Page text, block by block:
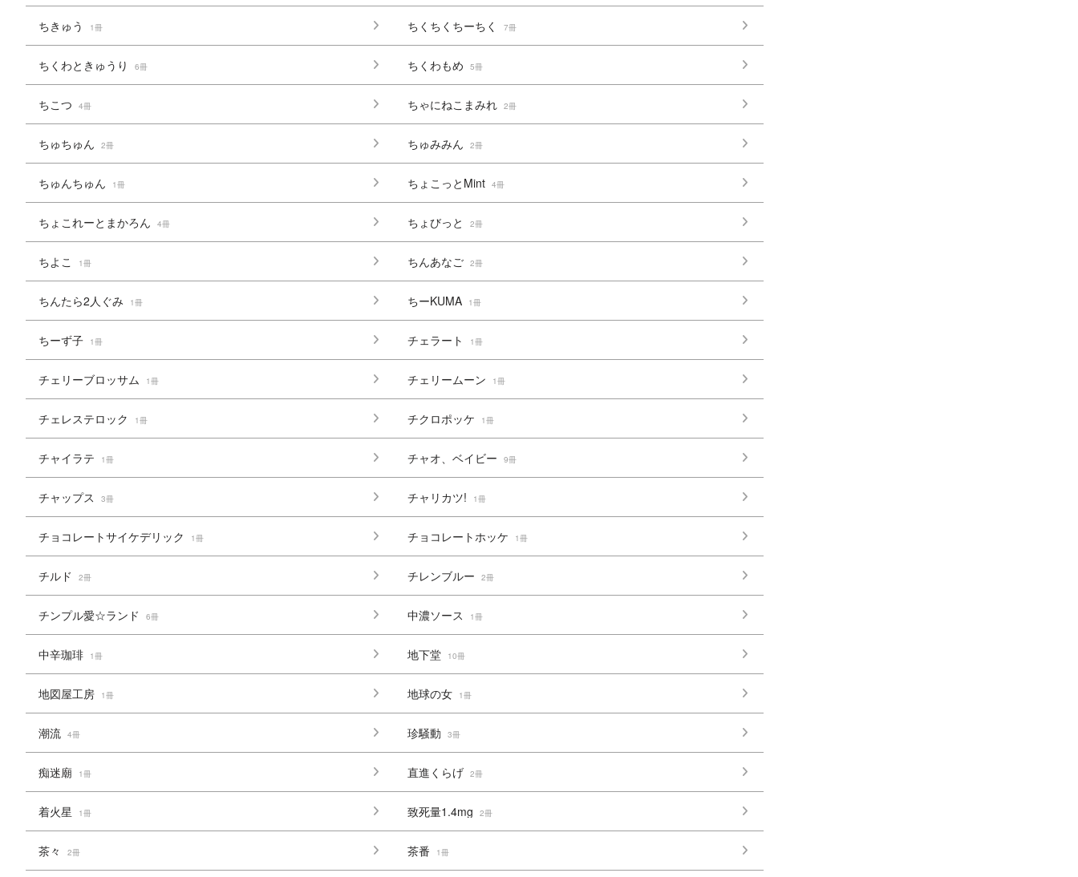
ちきゅう 1冊 ちくちくちーちく 7冊
ちくわときゅうり 6冊 ちくわもめ 5冊
ちこつ 4冊 ちゃにねこまみれ 2冊
ちゅちゅん 2冊 ちゅみみん 2冊
ちゅんちゅん 1冊 ちょこっとMint 4冊
ちょこれーとまかろん 4冊 ちょびっと 2冊
ちよこ 1冊 ちんあなご 2冊
ちんたら2人ぐみ 1冊 ちーKUMA 1冊
ちーず子 1冊 チェラート 1冊
チェリーブロッサム 1冊 チェリームーン 1冊
チェレステロック 1冊 チクロポッケ 1冊
チャイラテ 1冊 チャオ、ベイビー 9冊
チャップス 3冊 チャリカツ! 1冊
チョコレートサイケデリック 1冊 チョコレートホッケ 1冊
チルド 2冊 チレンブルー 2冊
チンプル愛☆ランド 6冊 中濃ソース 1冊
中辛珈琲 1冊 地下堂 10冊
地図屋工房 1冊 地球の女 1冊
潮流 4冊 珍騒動 3冊
痴迷廟 1冊 直進くらげ 2冊
着火星 1冊 致死量1.4mg 2冊
茶々 2冊 茶番 1冊